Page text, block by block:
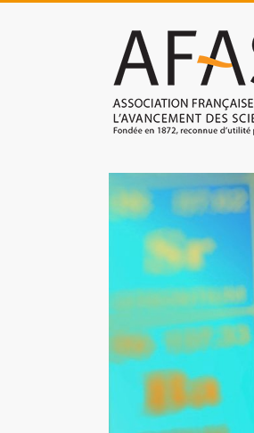
française
pour
des
sciences
(AFAS)
Promouvoir
les
sciences
et
techniques